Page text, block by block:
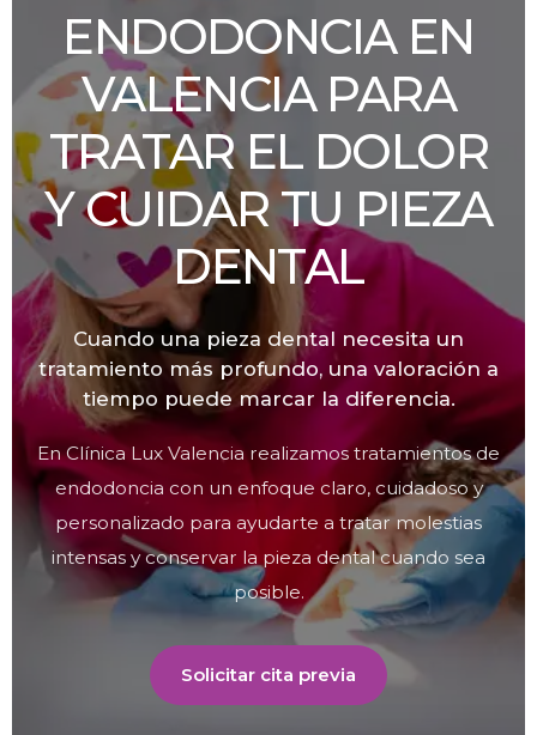
ENDODONCIA EN
VALENCIA PARA
TRATAR EL DOLOR
Y CUIDAR TU PIEZA
DENTAL
Cuando una pieza dental necesita un
tratamiento más profundo, una valoración a
tiempo puede marcar la diferencia.
En Clínica Lux Valencia realizamos tratamientos de
endodoncia con un enfoque claro, cuidadoso y
personalizado para ayudarte a tratar molestias
intensas y conservar la pieza dental cuando sea
posible.
Solicitar cita previa